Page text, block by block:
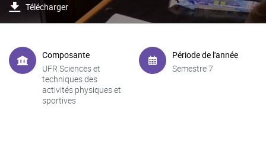
Télécharger
Composante
UFR Sciences et
techniques des
activités physiques et
sportives
Période de l'année
Semestre 7